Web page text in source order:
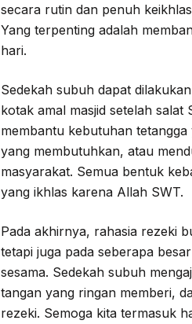
secara rutin dan penuh
Yang terpenting adalah
hari.
Sedekah subuh dapat
kotak amal masjid setelah
membantu kebutuhan
yang membutuhkan, atau
masyarakat. Semua bentuk
yang ikhlas karena Allah SWT.
Pada akhirnya, rahasia rezeki
tetapi juga pada seberapa
sesama. Sedekah subuh
tangan yang ringan memberi,
rezeki. Semoga kita termasuk